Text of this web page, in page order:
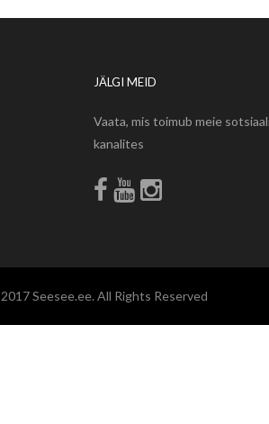
JÄLGI MEID
Vaata, mis toimub meie
kanalites
Seesee.ee. All Rights Reserved